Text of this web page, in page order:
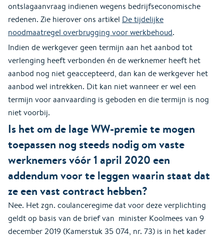
ontslagaanvraag indienen wegens bedrijfseconomische
redenen. Zie hierover ons artikel De tijdelijke
noodmaatregel overbrugging voor werkbehoud.
Indien de werkgever geen termijn aan het aanbod tot
verlenging heeft verbonden én de werknemer heeft het
aanbod nog niet geaccepteerd, dan kan de werkgever het
aanbod wel intrekken. Dit kan niet wanneer er wel een
termijn voor aanvaarding is geboden en die termijn is nog
niet voorbij.
Is het om de lage WW-premie te mogen
toepassen nog steeds nodig om vaste
werknemers vóór 1 april 2020 een
addendum voor te leggen waarin staat dat
ze een vast contract hebben?
Nee. Het zgn. coulanceregime dat voor deze verplichting
geldt op basis van de brief van minister Koolmees van 9
december 2019 (Kamerstuk 35 074, nr. 73) is in het kader